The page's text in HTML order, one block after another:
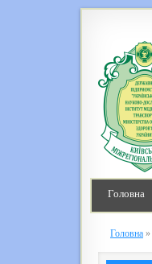
Головна
Головна »